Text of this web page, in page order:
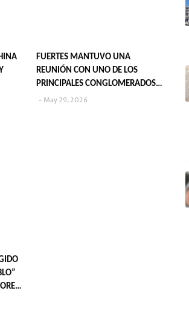
FUERTES MANTUVO UNA
REUNIÓN CON UNO DE LOS
PRINCIPALES CONGLOMERADOS
ESTATALES DE CHINA
May 29, 2026